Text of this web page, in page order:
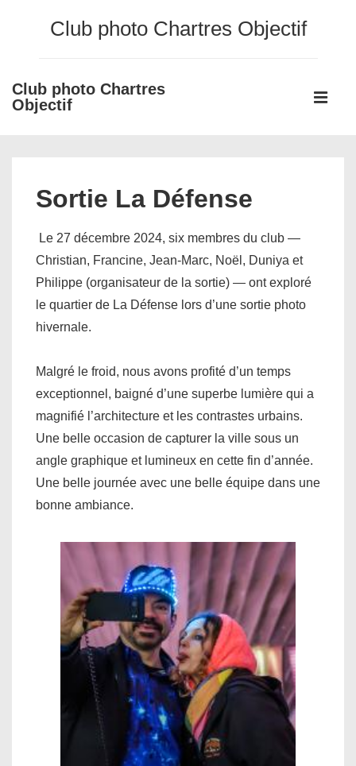
principal
Club photo Chartres Objectif
Club photo Chartres
Objectif
Main
Sortie La Défense
Le 27 décembre 2024, six membres du club —
Christian, Francine, Jean-Marc, Noël, Duniya et
Philippe (organisateur de la sortie) — ont exploré
le quartier de La Défense lors d’une sortie photo
hivernale.
Malgré le froid, nous avons profité d’un temps
exceptionnel, baigné d’une superbe lumière qui a
magnifié l’architecture et les contrastes urbains.
Une belle occasion de capturer la ville sous un
angle graphique et lumineux en cette fin d’année.
Une belle journée avec une belle équipe dans une
bonne ambiance.